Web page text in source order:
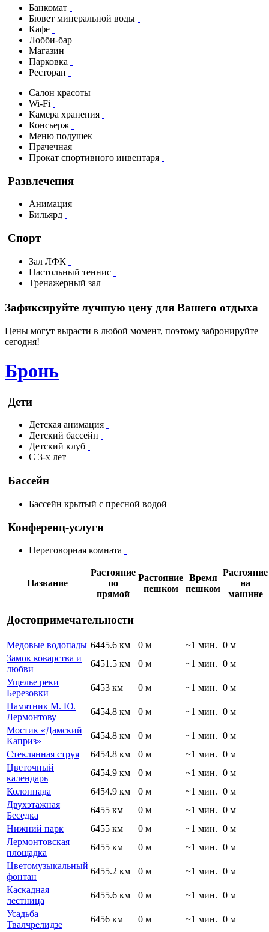
Банкомат
Бювет минеральной воды
Кафе
Лобби-бар
Магазин
Парковка
Ресторан
Салон красоты
Wi-Fi
Камера хранения
Консьерж
Меню подушек
Прачечная
Прокат спортивного инвентаря
Развлечения
Анимация
Бильярд
Спорт
Зал ЛФК
Настольный теннис
Тренажерный зал
Зафиксируйте лучшую цену для Вашего отдыха
Цены могут вырасти в любой момент, поэтому забронируйте
сегодня!
Бронь
Дети
Детская анимация
Детский бассейн
Детский клуб
С 3-х лет
Бассейн
Бассейн крытый с пресной водой
Конференц-услуги
Переговорная комната
Название
Растояние
по
прямой
Растояние
пешком
Время
пешком
Растояние
на
машине
Достопримечательности
Медовые водопады 6445.6 км 0 м ~1 мин. 0 м
Замок коварства и
любви
6451.5 км 0 м ~1 мин. 0 м
Ущелье реки
Березовки
6453 км 0 м ~1 мин. 0 м
Памятник М. Ю.
Лермонтову
6454.8 км 0 м ~1 мин. 0 м
Мостик «Дамский
Каприз»
6454.8 км 0 м ~1 мин. 0 м
Стеклянная струя
6454.8 км 0 м ~1 мин. 0 м
Цветочный
календарь
6454.9 км 0 м ~1 мин. 0 м
Колоннада
6454.9 км 0 м ~1 мин. 0 м
Двухэтажная
Беседка
6455 км 0 м ~1 мин. 0 м
Нижний парк
6455 км 0 м ~1 мин. 0 м
Лермонтовская
площадка
6455 км 0 м ~1 мин. 0 м
Цветомузыкальный
фонтан
6455.2 км 0 м ~1 мин. 0 м
Каскадная
лестница
6455.6 км 0 м ~1 мин. 0 м
Усадьба
Твалчрелидзе
6456 км 0 м ~1 мин. 0 м